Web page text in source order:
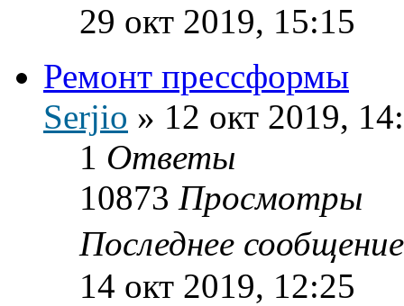
29 окт 2019, 15:15
Ремонт прессформы
Serjio » 12 окт 2019,
1 Ответы
10873 Просмотры
Последнее
14 окт 2019, 12:25